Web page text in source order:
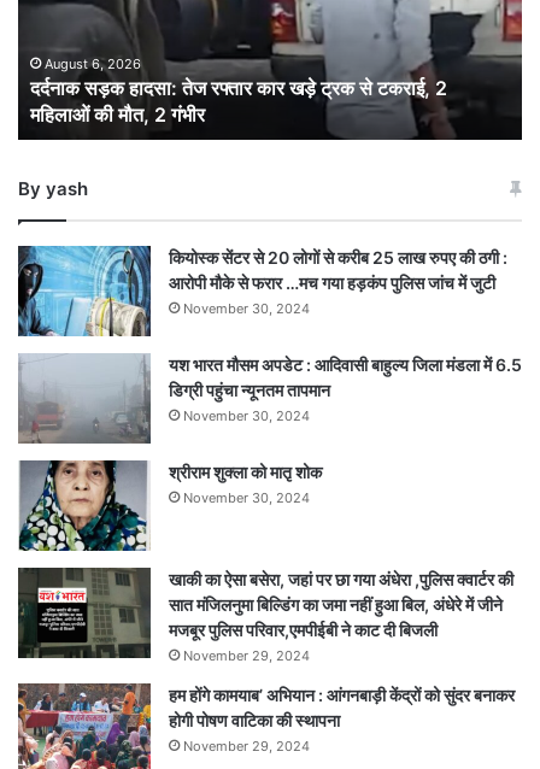
कार
ट्रक
टकराई,
2
की
गंभीर
August 6, 2026
दर्दनाक सड़क हादसा: तेज रफ्तार कार खड़े ट्रक से टकराई, 2
महिलाओं की मौत, 2 गंभीर
By yash
कियोस्क सेंटर से 20 लोगों से करीब 25 लाख रुपए की ठगी :
आरोपी मौके से फरार …मच गया हड़कंप पुलिस जांच में जुटी
November 30, 2024
यश भारत मौसम अपडेट : आदिवासी बाहुल्य जिला मंडला में 6.5
डिग्री पहुंचा न्यूनतम तापमान
November 30, 2024
श्रीराम शुक्ला को मातृ शोक
November 30, 2024
खाकी का ऐसा बसेरा, जहां पर छा गया अंधेरा ,पुलिस क्वार्टर की
सात मंजिलनुमा बिल्डिंग का जमा नहीं हुआ बिल, अंधेरे में जीने
मजबूर पुलिस परिवार,एमपीईबी ने काट दी बिजली
November 29, 2024
हम होंगे कामयाब’ अभियान : आंगनबाड़ी केंद्रों को सुंदर बनाकर
होगी पोषण वाटिका की स्थापना
November 29, 2024